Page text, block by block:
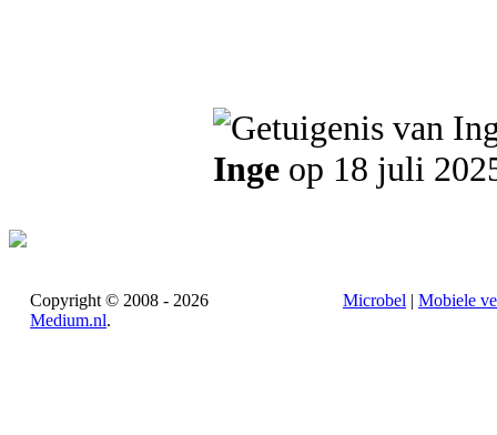
Inge op 18 juli
Copyright © 2008 - 2026
Medium.nl.
Microbel | Mobiele